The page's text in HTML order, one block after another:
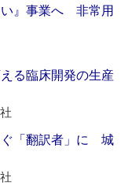
い』事業へ 非常用
る臨床開発の生産
ぐ「翻訳者」に 城